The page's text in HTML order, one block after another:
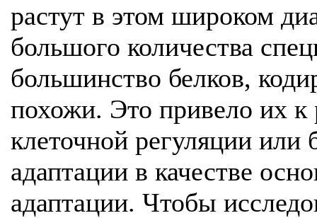
растут в этом широком
большого количества
большинство белков,
похожи. Это привело их
клеточной регуляции или
адаптации в качестве
адаптации. Чтобы